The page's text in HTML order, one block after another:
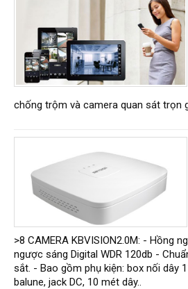
chống trộm và camera quan sát trọn
>8 CAMERA KBVISION2.0M: - Hồng
ngược sáng Digital WDR 120db -
sắt. - Bao gồm phụ kiện: box nối dây
balune, jack DC, 10 mét dây..